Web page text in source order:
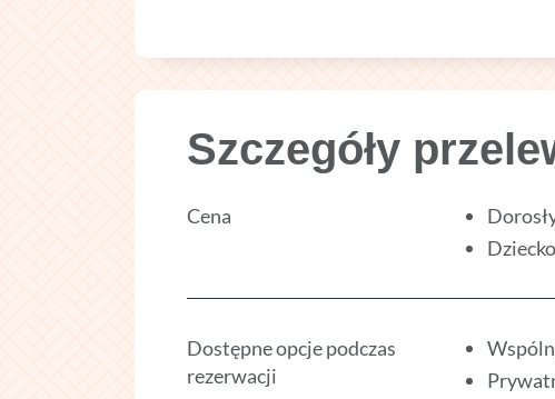
Szczegóły
Cena
Dostępne opcje podczas
rezerwacji